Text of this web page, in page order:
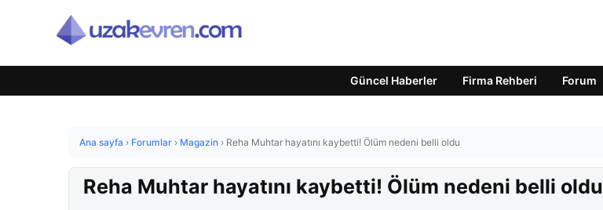
Güncel Haberler Firma Rehberi Forum
Ana sayfa › Forumlar › Magazin › Reha Muhtar hayatını kaybetti! Ölüm nedeni belli oldu
Reha Muhtar hayatını kaybetti! Ölüm nedeni belli oldu